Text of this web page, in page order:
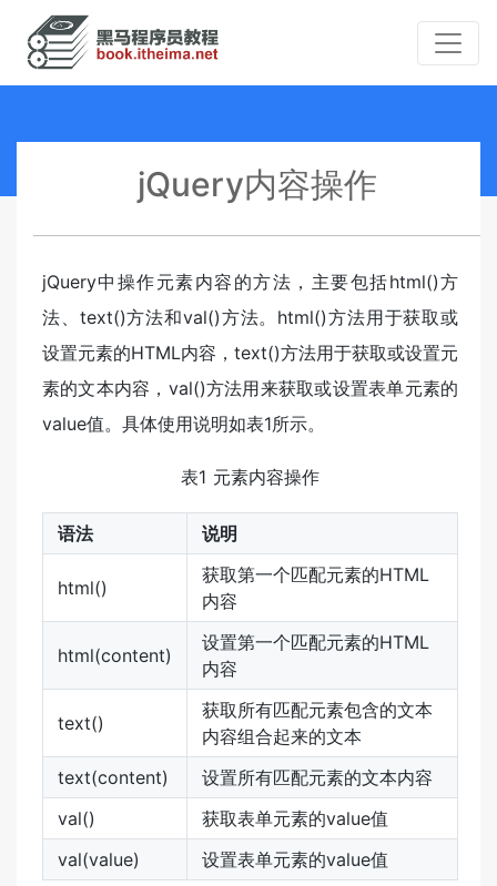
jQuery内容操作
jQuery中操作元素内容的方法，主要包括html()方
法、text()方法和val()方法。html()方法用于获取或
设置元素的HTML内容，text()方法用于获取或设置元
素的文本内容，val()方法用来获取或设置表单元素的
value值。具体使用说明如表1所示。
表1 元素内容操作
语法 说明
html()
获取第一个匹配元素的HTML
内容
html(content)
设置第一个匹配元素的HTML
内容
text()
获取所有匹配元素包含的文本
内容组合起来的文本
text(content)
设置所有匹配元素的文本内容
val()
获取表单元素的value值
val(value)
设置表单元素的value值